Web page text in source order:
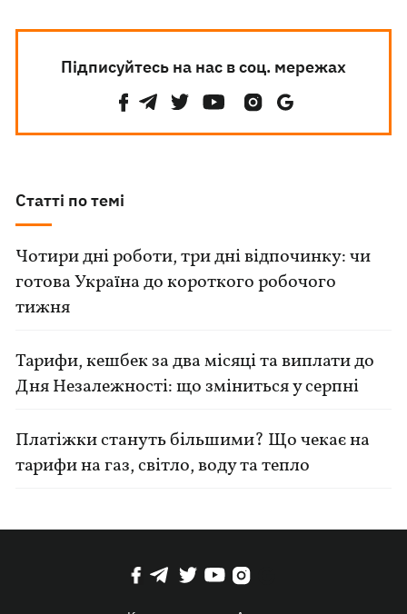
Підписуйтесь на нас в соц. мережах
Статті по темі
Чотири дні роботи, три дні відпочинку: чи
готова Україна до короткого робочого
тижня
Тарифи, кешбек за два місяці та виплати до
Дня Незалежності: що зміниться у серпні
Платіжки стануть більшими? Що чекає на
тарифи на газ, світло, воду та тепло